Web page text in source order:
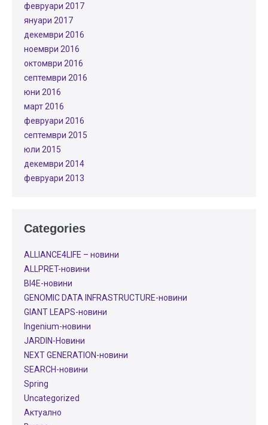
февруари 2017
януари 2017
декември 2016
ноември 2016
октомври 2016
септември 2016
юни 2016
март 2016
февруари 2016
септември 2015
юли 2015
декември 2014
февруари 2013
Categories
ALLIANCE4LIFE​ – новини
ALLPRET-новини
BI4E-новини
GENOMIC DATA INFRASTRUCTURE-новини
GIANT LEAPS-новини
Ingenium-новини
JARDIN-Новини
NEXT GENERATION-новини
SEARCH-новини
Spring
Uncategorized
Актуално